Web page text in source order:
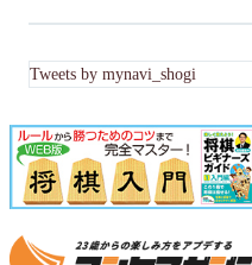
Tweets by mynavi_shogi